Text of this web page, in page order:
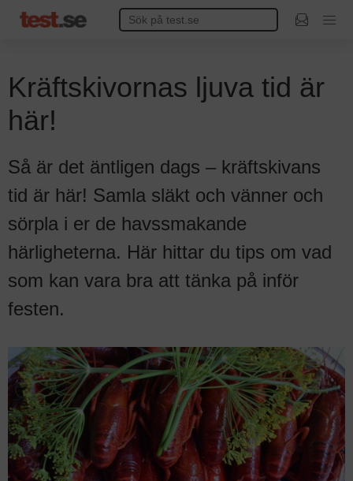
Kräftskivornas ljuva tid är
här!
Så är det äntligen dags – kräftskivans
tid är här! Samla släkt och vänner och
sörpla i er de havssmakande
härligheterna. Här hittar du tips om vad
som kan vara bra att tänka på inför
festen.